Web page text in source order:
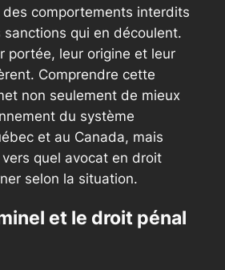
des comportements interdits
qui en découlent.
portée, leur origine et leur
Comprendre cette
non seulement de mieux
du système
et au Canada, mais
quel avocat en droit
selon la situation.
et le droit pénal